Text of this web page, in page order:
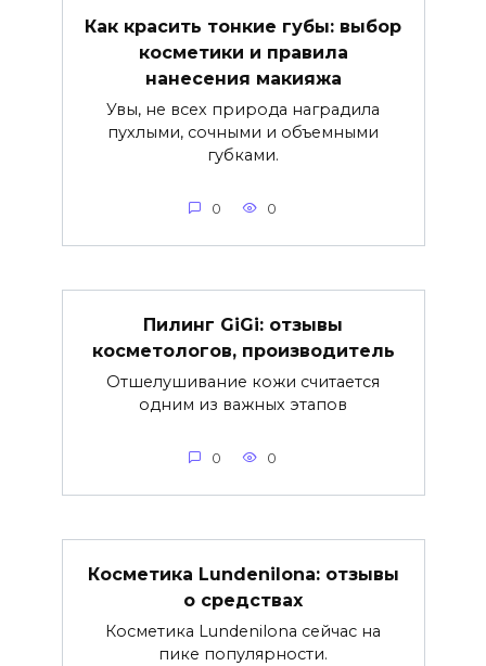
Как красить тонкие губы: выбор
косметики и правила
нанесения макияжа
Увы, не всех природа наградила
пухлыми, сочными и объемными
губками.
0 0
Пилинг GiGi: отзывы
косметологов, производитель
Отшелушивание кожи считается
одним из важных этапов
0 0
Косметика Lundenilona: отзывы
о средствах
Косметика Lundenilona сейчас на
пике популярности.